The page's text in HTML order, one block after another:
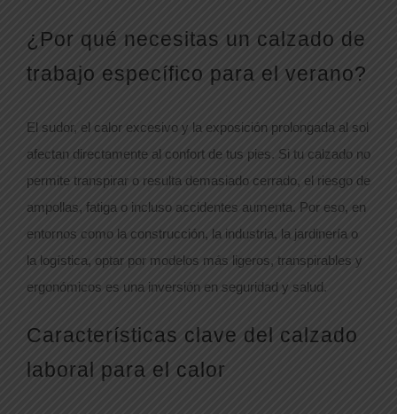
¿Por qué necesitas un calzado de
trabajo específico para el verano?
El sudor, el calor excesivo y la exposición prolongada al sol
afectan directamente al confort de tus pies. Si tu calzado no
permite transpirar o resulta demasiado cerrado, el riesgo de
ampollas, fatiga o incluso accidentes aumenta. Por eso, en
entornos como la construcción, la industria, la jardinería o
la logística, optar por modelos más ligeros, transpirables y
ergonómicos es una inversión en seguridad y salud.
Características clave del calzado
laboral para el calor